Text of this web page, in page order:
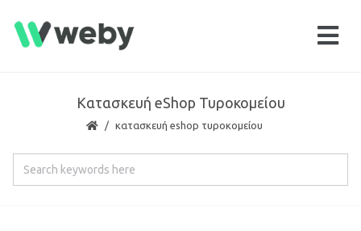
Κατασκευή eShop Τυροκομείου
κατασκευή eshop τυροκομείου